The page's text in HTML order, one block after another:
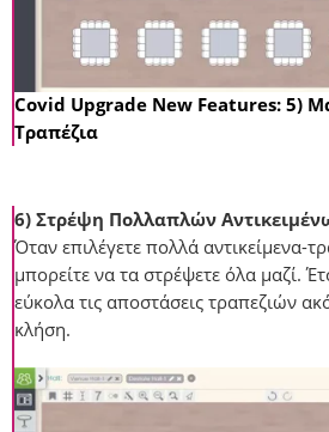
Covid Upgrade New Features: 5)
Τραπέζια
6) Στρέψη Πολλαπλών
Όταν επιλέγετε πολλά αντικείμενα-
μπορείτε να τα στρέψετε όλα μαζί.
εύκολα τις αποστάσεις τραπεζιών
κλήση.